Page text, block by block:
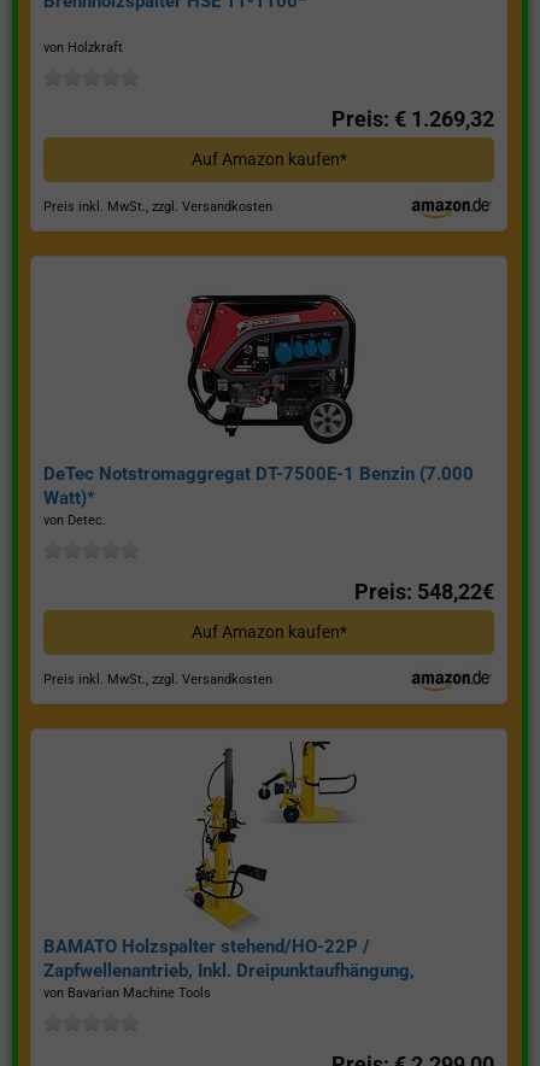
von Holzkraft
Preis: € 1.269,32
Auf Amazon kaufen*
Preis inkl. MwSt., zzgl. Versandkosten
DeTec Notstromaggregat DT-7500E-1 Benzin (7.000
Watt)*
von Detec.
Preis: 548,22€
Auf Amazon kaufen*
Preis inkl. MwSt., zzgl. Versandkosten
BAMATO Holzspalter stehend/HO-22P /
Zapfwellenantrieb, Inkl. Dreipunktaufhängung,
Spaltkraft 22 Tonnen*
von Bavarian Machine Tools